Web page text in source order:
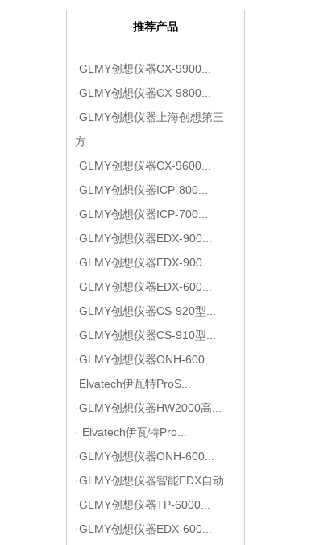
推荐产品
·GLMY创想仪器CX-9900...
·GLMY创想仪器CX-9800...
·GLMY创想仪器上海创想第三
方...
·GLMY创想仪器CX-9600...
·GLMY创想仪器ICP-800...
·GLMY创想仪器ICP-700...
·GLMY创想仪器EDX-900...
·GLMY创想仪器EDX-900...
·GLMY创想仪器EDX-600...
·GLMY创想仪器CS-920型...
·GLMY创想仪器CS-910型...
·GLMY创想仪器ONH-600...
·Elvatech伊瓦特ProS...
·GLMY创想仪器HW2000高...
· Elvatech伊瓦特Pro...
·GLMY创想仪器ONH-600...
·GLMY创想仪器智能EDX自动...
·GLMY创想仪器TP-6000...
·GLMY创想仪器EDX-600...